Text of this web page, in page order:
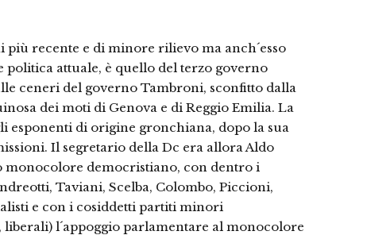
più recente e di minore rilievo ma anch´esso
attuale, è quello del terzo governo
ceneri del governo Tambroni, sconfitto dalla
dei moti di Genova e di Reggio Emilia. La
esponenti di origine gronchiana, dopo la sua
Il segretario della Dc era allora Aldo
monocolore democristiano, con dentro i
Taviani, Scelba, Colombo, Piccioni,
e con i cosiddetti partiti minori
l´appoggio parlamentare al monocolore